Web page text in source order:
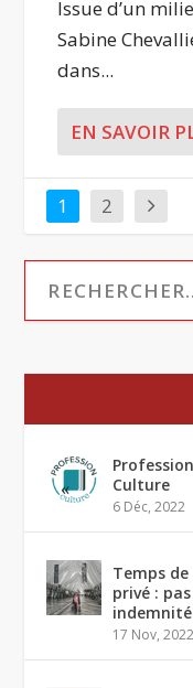
Issue d’un
Sabine
dans...
EN SAVOIR
1 2
Culture
6 Déc, 2022
Temps
privé :
indemnité
17 Nov, 2022